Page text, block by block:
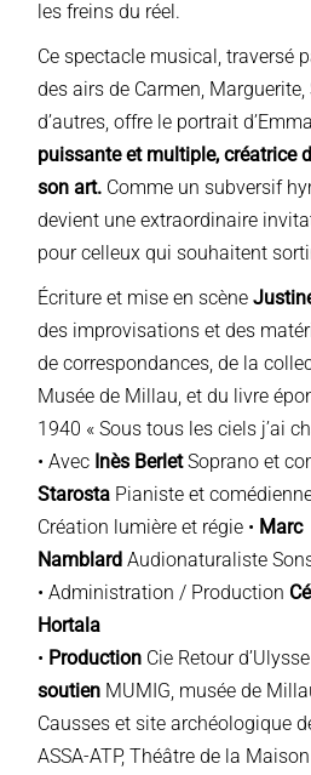
les freins du réel.
Ce spectacle musical, traversé
des airs de Carmen,
d’autres, offre le portrait
puissante et multiple, créatrice
son art. Comme un subversif
devient une extraordinaire
pour celleux qui souhaitent
Écriture et mise en scène
des improvisations et des
de correspondances, de la
Musée de Millau, et du livre
1940 « Sous tous les ciels j’ai
• Avec Inès BerletSoprano et
Starosta Pianiste et
Création lumière et régie • Marc
NamblardAudionaturaliste
• Administration / Production
Hortala
• Production Cie Retour d’Ulysse
soutien MUMIG, musée de
Causses et site archéologique
ASSA-ATP, Théâtre de la